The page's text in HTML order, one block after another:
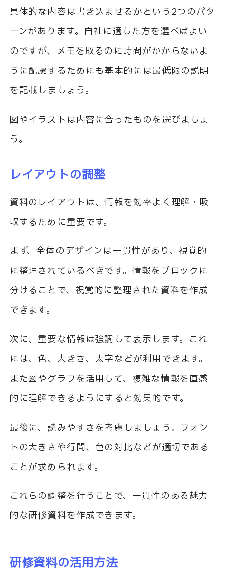
具体的な内容は書き込ませるかという2つのパタ
ーンがあります。自社に適した方を選べばよい
のですが、メモを取るのに時間がかからないよ
うに配慮するためにも基本的には最低限の説明
を記載しましょう。
図やイラストは内容に合ったものを選びましょ
う。
レイアウトの調整
資料のレイアウトは、情報を効率よく理解・吸
収するために重要です。
まず、全体のデザインは一貫性があり、視覚的
に整理されているべきです。情報をブロックに
分けることで、視覚的に整理された資料を作成
できます。
次に、重要な情報は強調して表示します。これ
には、色、大きさ、太字などが利用できます。
また図やグラフを活用して、複雑な情報を直感
的に理解できるようにすると効果的です。
最後に、読みやすさを考慮しましょう。フォン
トの大きさや行間、色の対比などが適切である
ことが求められます。
これらの調整を行うことで、一貫性のある魅力
的な研修資料を作成できます。
研修資料の活用方法